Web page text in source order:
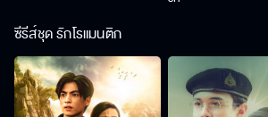
ซีรีส์ชุด รักโรแมนติก